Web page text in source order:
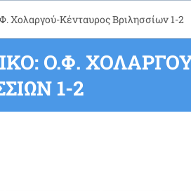
Χολαργού-Κένταυρος Βριλησσίων 1-2
Ο.Φ.
1-2